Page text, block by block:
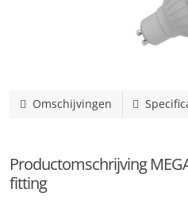
Omschijvingen
Productomschrijving
fitting